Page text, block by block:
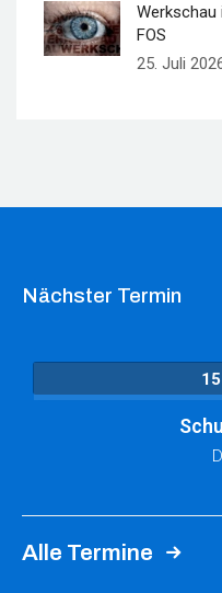
Werkschau
FOS
25. Juli
Nächster Termin
15
Alle Termine